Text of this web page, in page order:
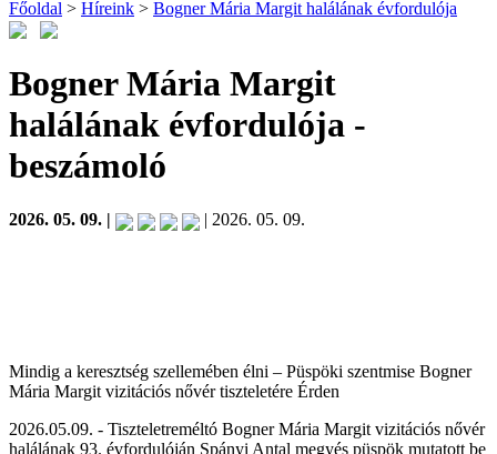
Főoldal > Híreink > Bogner Mária Margit halálának évfordulója
Bogner Mária Margit
halálának évfordulója -
beszámoló
2026. 05. 09. | | 2026. 05. 09.
Mindig a keresztség szellemében élni – Püspöki szentmise Bogner
Mária Margit vizitációs nővér tiszteletére Érden
2026.05.09. - Tiszteletreméltó Bogner Mária Margit vizitációs nővér
halálának 93. évfordulóján Spányi Antal megyés püspök mutatott be